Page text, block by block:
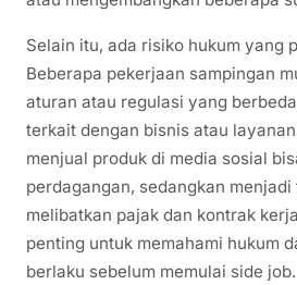
Selain itu, ada risiko hukum yang
Beberapa pekerjaan sampingan
aturan atau regulasi yang
terkait dengan bisnis atau
menjual produk di media sosial
perdagangan, sedangkan
melibatkan pajak dan kontrak
penting untuk memahami hukum
berlaku sebelum memulai side job.